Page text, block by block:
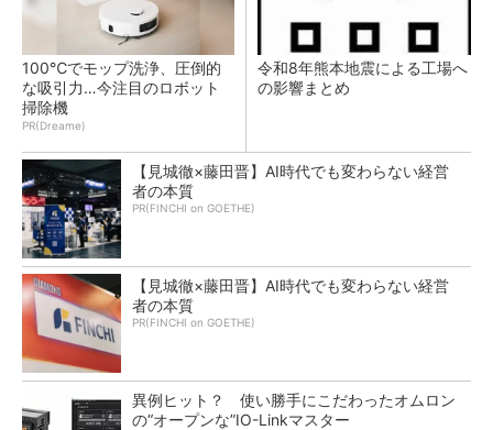
100℃でモップ洗浄、圧倒的
な吸引力…今注目のロボット
掃除機
PR(Dreame)
令和8年熊本地震による工場へ
の影響まとめ
【見城徹×藤田晋】AI時代でも変わらない経営
者の本質
PR(FINCHI on GOETHE)
【見城徹×藤田晋】AI時代でも変わらない経営
者の本質
PR(FINCHI on GOETHE)
異例ヒット？ 使い勝手にこだわったオムロン
の“オープンな”IO-Linkマスター